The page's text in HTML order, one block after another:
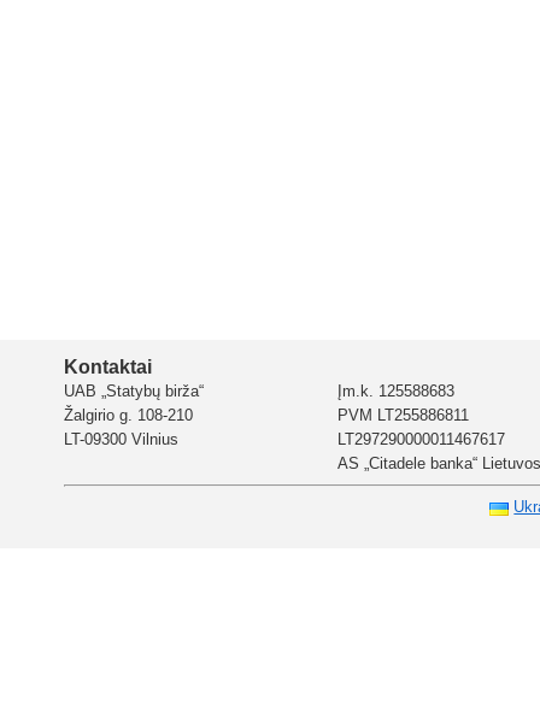
Kontaktai
UAB „Statybų birža“
Žalgirio g. 108-210
LT-09300 Vilnius
Įm.k. 125588683
PVM LT255886811
LT297290000011467617
AS „Citadele banka“